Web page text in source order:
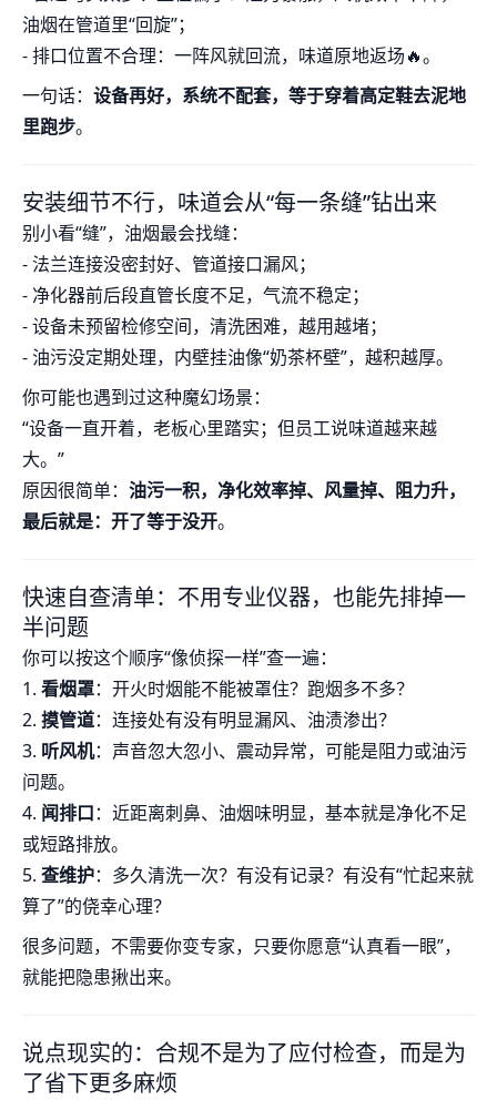
油烟在管道里“回旋”；
- 排口位置不合理：一阵风就回流，味道原地返场🔥。
一句话： 设备再好，系统不配套，等于穿着高定鞋去泥地
里跑步。
安装细节不行，味道会从“每一条缝”钻出来
别小看“缝”，油烟最会找缝：
- 法兰连接没密封好、管道接口漏风；
- 净化器前后段直管长度不足，气流不稳定；
- 设备未预留检修空间，清洗困难，越用越堵；
- 油污没定期处理，内壁挂油像“奶茶杯壁”，越积越厚。
你可能也遇到过这种魔幻场景：
“设备一直开着，老板心里踏实；但员工说味道越来越
大。”
原因很简单： 油污一积，净化效率掉、风量掉、阻力升，
最后就是：开了等于没开。
快速自查清单：不用专业仪器，也能先排掉一
半问题
你可以按这个顺序“像侦探一样”查一遍：
1. 看烟罩：开火时烟能不能被罩住？跑烟多不多？
2. 摸管道：连接处有没有明显漏风、油渍渗出？
3. 听风机：声音忽大忽小、震动异常，可能是阻力或油污
问题。
4. 闻排口：近距离刺鼻、油烟味明显，基本就是净化不足
或短路排放。
5. 查维护：多久清洗一次？有没有记录？有没有“忙起来就
算了”的侥幸心理？
很多问题，不需要你变专家，只要你愿意“认真看一眼”，
就能把隐患揪出来。
说点现实的：合规不是为了应付检查，而是为
了省下更多麻烦